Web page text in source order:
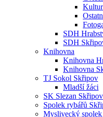
SDH
SDH
Knihovna
Knihovna
Knihovna
TJ Sokol Skřipov
Mladší žáci
SK Slezan Skřipov
Spolek rybářů
Myslivecký